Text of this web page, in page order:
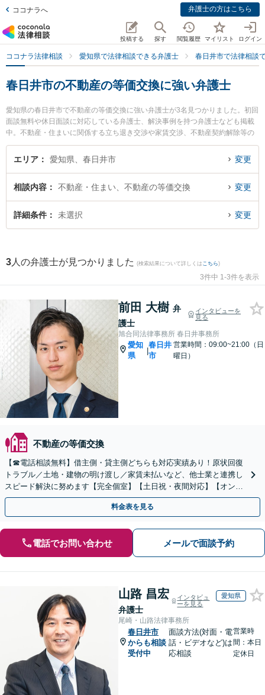
ココナラへ 弁護士の方はこちら
投稿する 探す 閲覧履歴 マイリスト ログイン
ココナラ法律相談 愛知県で法律相談できる弁護士 春日井市で法律相談
春日井市の不動産の等価交換に強い弁護士
愛知県の春日井市で不動産の等価交換に強い弁護士が3名見つかりました。初回
面談無料や休日面談に対応している弁護士、解決事例を持つ弁護士なども掲載
中。不動産・住まいに関係する立ち退き交渉や家賃交渉、不動産契約解除等の
細かな分野での絞り込み検索もでき便利です。特に旭合同法律事務所 春日井事
務所の前田 大樹弁護士や弁護士法人中部法律事務所 春日井事務所の尾中 翔弁
の等価交換のトラブルを今すぐに弁護士に相談したい』『不動産の等価交換の
トラブル解決の実績豊富な近くの弁護士を検索したい』『初回相談無料で不動
産の等価交換を法律相談できる春日井市内の弁護士に相談予約したい』などで
エリア 愛知県、春日井市 変更
相談内容 不動産・住まい、不動産の等価交換 変更
詳細条件 未選択 変更
3 人の弁護士が見つかりました (検索結果について詳しくは こちら)
3件中 1-3件を表示
前田 大樹 弁
護士
インタビューを
見る
旭合同法律事務所 春日井事務所
愛知
県
|
春日井
市
営業時間：09:00~21:00（日
曜日）
不動産の等価交換
【☎︎電話相談無料】借主側・貸主側どちらも対応実績あり！原状回復
トラブル／土地・建物の明け渡し／家賃未払いなど、他士業と連携し
スピード解決に努めます【完全個室】【土日祝・夜間対応】【オンラ
イン面談可】
料金表を見る
電話でお問い合わせ メールで面談予約
山路 昌宏
弁護士
インタビュ
ーを見る
愛知県
尾崎・山路法律事務所
春日井市
からも相談
受付中
面談方法(対面・電
話・ビデオなど)は
応相談
営業時
間：本日
定休日